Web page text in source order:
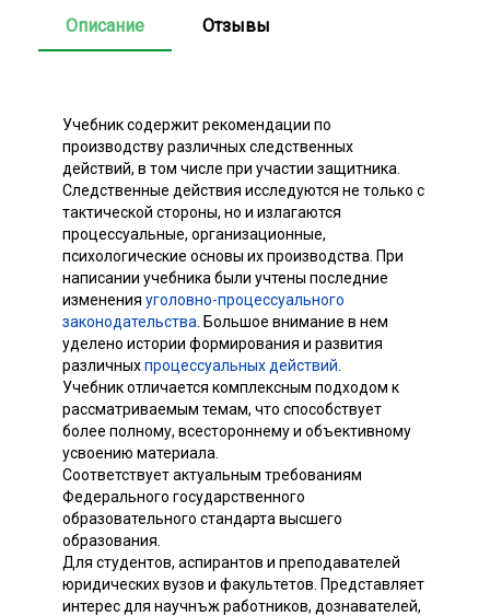
Описание Отзывы
Учебник содержит рекомендации по
производству различных следственных
действий, в том числе при участии защитника.
Следственные действия исследуются не только с
тактической стороны, но и излагаются
процессуальные, организационные,
психологические основы их производства. При
написании учебника были учтены последние
изменения уголовно-процессуального
законодательства . Большое внимание в нем
уделено истории формирования и развития
различныхпроцессуальных действий
Учебник отличается комплексным подходом к
рассматриваемым темам, что способствует
более полному, всестороннему и объективному
усвоению материала.
Соответствует актуальным требованиям
Федерального государственного
образовательного стандарта высшего
образования.
Для студентов, аспирантов и преподавателей
юридических вузов и факультетов. Представляет
интерес для научнъж работников, дознавателей,